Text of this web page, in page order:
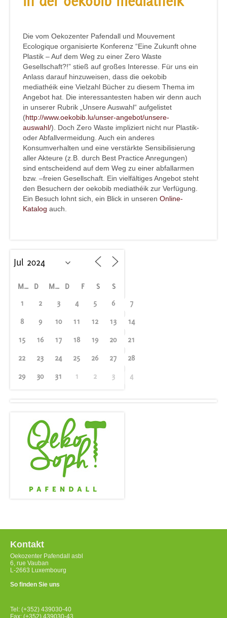
Die vom Oekozenter Pafendall und Mouvement
Ecologique organisierte Konferenz “Eine Zukunft ohne
Plastik – Auf dem Weg zu einer Zero Waste
Gesellschaft?!” stieß auf großes Interesse. Für uns ein
Anlass darauf hinzuweisen, dass die oekobib
mediathéik eine Vielzahl Bücher zu diesem Thema im
Angebot hat. Die interessantesten haben wir denn auch
in unserer Rubrik „Unsere Auswahl“ aufgelistet
(http://www.oekobib.lu/unser-angebot/unsere-
auswahl/). Doch Zero Waste impliziert nicht nur Plastik-
oder Abfallvermeidung. Auch ein anderes
Konsumverhalten und eine verstärkte Sensibilisierung
aller Akteure (z.B. durch Best Practice Anregungen)
sind entscheidend auf dem Weg zu einer abfallarmen
bzw. –freien Gesellschaft. Ein vielfältiges Angebot steht
den Besuchern der oekobib mediathéik zur Verfügung.
Ein Besuch lohnt sich, ein Blick in unseren Online-
Katalog auch.
M D M D F S
S
1
2 3 4 5 6 7
8 9 10 11 12 13 14
15 16 17 18 19 20 21
22 23 24 25 26 27 28
29 30 31 1 2 3 4
Kontakt
Oekozenter Pafendall asbl
6, rue Vauban
L-2663 Luxembourg
So finden Sie uns
Tel: (+352) 439030-40